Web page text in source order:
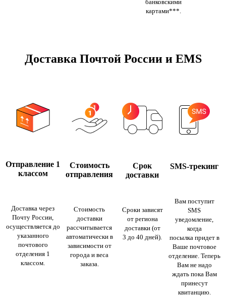
банковскими
картами***.
Доставка Почтой России и EMS
Отправление 1
классом
Доставка через
Почту России,
осуществляется до
указанного
почтового
отделения 1
классом.
Стоимость
отправления
Стоимость
доставки
рассчитывается
автоматически в
зависимости от
города и веса
заказа.
Срок
доставки
Сроки зависят
от региона
доставки (от
3 до 40 дней).
SMS-трекинг
Вам поступит
SMS
уведомление,
когда
посылка придет в
Ваше почтовое
отделение. Теперь
Вам не надо
ждать пока Вам
принесут
квитанцию.